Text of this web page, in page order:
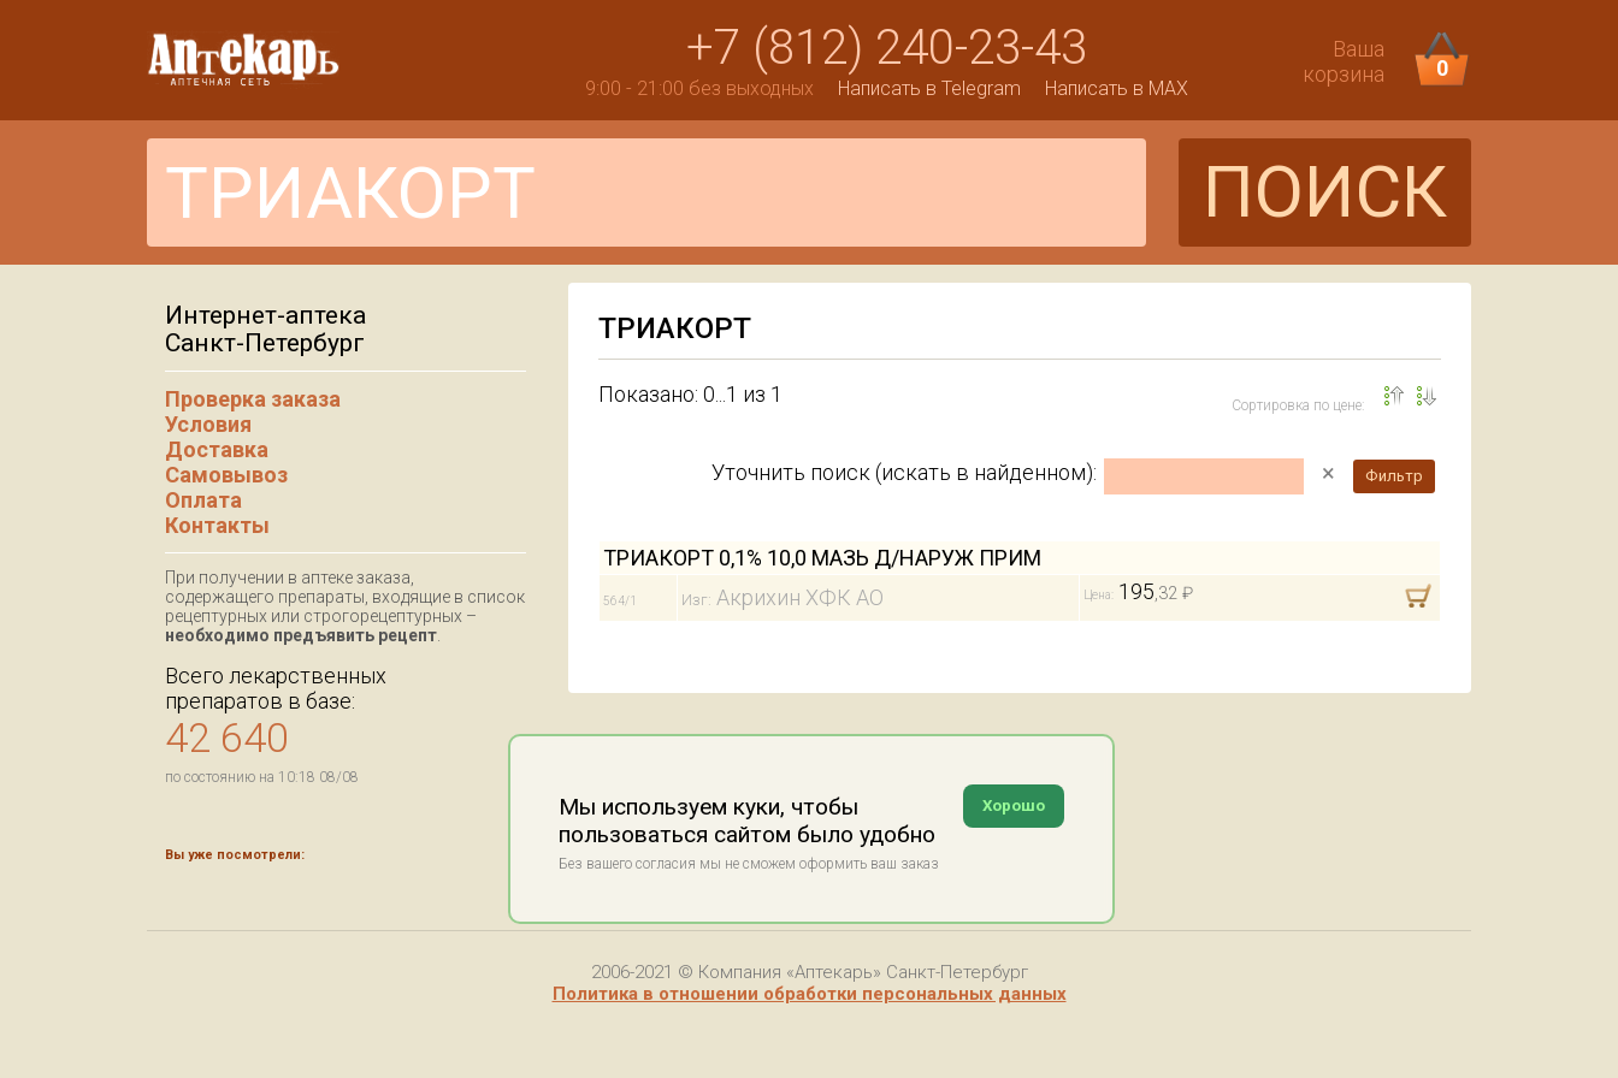
+7 (812) 240-23-43
9:00 - 21:00 без выходных Написать в Telegram Написать в MAX
Ваша
корзина
0
ПОИСК
Интернет-аптека
Санкт-Петербург
Проверка заказа
Условия
Доставка
Самовывоз
Оплата
Контакты
При получении в аптеке заказа,
содержащего препараты, входящие в список
рецептурных или строгорецептурных –
необходимо предъявить рецепт
Всего лекарственных
препаратов в базе:
42 640
по состоянию на 10:18 08/08
Вы уже посмотрели:
ТРИАКОРТ
Сортировка по цене:
Показано: 0...1 из 1
× Фильтр
Уточнить поиск (искать в найденном):
ТРИАКОРТ 0,1% 10,0 МАЗЬ Д/НАРУЖ ПРИМ
564/1 Изг: Акрихин ХФК АО Цена: 195,32 ₽
2006-2021 © Компания «Аптекарь» Санкт-Петербург
Политика в отношении обработки персональных данных
Хорошо
Мы используем куки, чтобы
пользоваться сайтом было удобно
Без вашего согласия мы не сможем оформить ваш заказ